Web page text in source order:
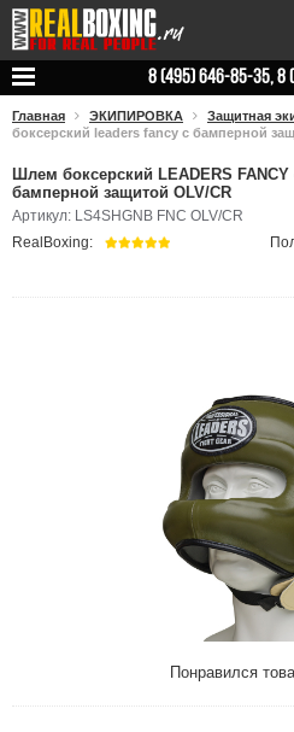
8 (495) 646-85-35, 8
Главная ЭКИПИРОВКА Защитная
боксерский leaders fancy с бамперной
Шлем боксерский LEADERS FANCY
бамперной защитой OLV/CR
Артикул: LS4SHGNB FNC OLV/CR
Понравился
RealBoxing: